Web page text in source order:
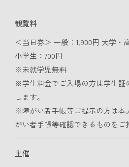
観覧料
＜当日券＞ 一般：1,900円 大学・
小学生：700円
※未就学児無料
※学生料金でご入場の方は学生証
します。
※障がい者手帳等ご提示の方は本
がい者手帳等確認できるものをご
主催